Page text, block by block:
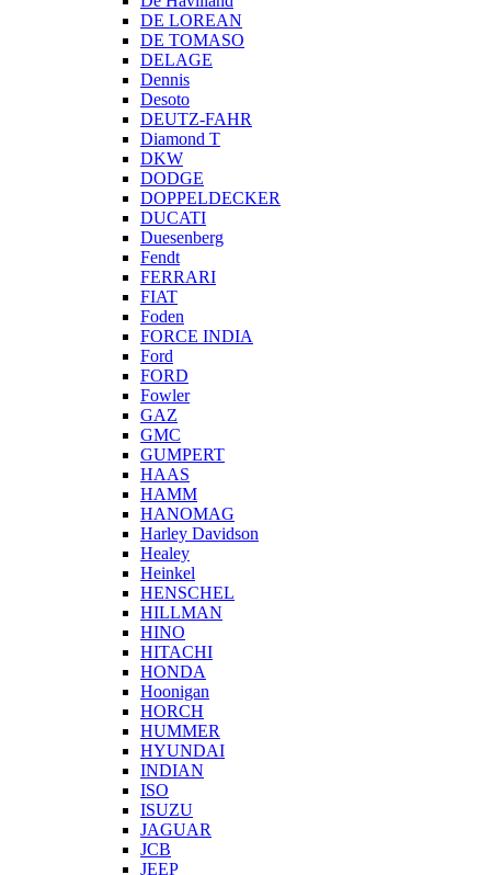
DE LOREAN
DE TOMASO
DELAGE
Dennis
Desoto
DEUTZ-FAHR
Diamond T
DKW
DODGE
DOPPELDECKER
DUCATI
Duesenberg
Fendt
FERRARI
FIAT
Foden
FORCE INDIA
Ford
FORD
Fowler
GAZ
GMC
GUMPERT
HAAS
HAMM
HANOMAG
Harley Davidson
Healey
Heinkel
HENSCHEL
HILLMAN
HINO
HITACHI
HONDA
Hoonigan
HORCH
HUMMER
HYUNDAI
INDIAN
ISO
ISUZU
JAGUAR
JCB
JEEP